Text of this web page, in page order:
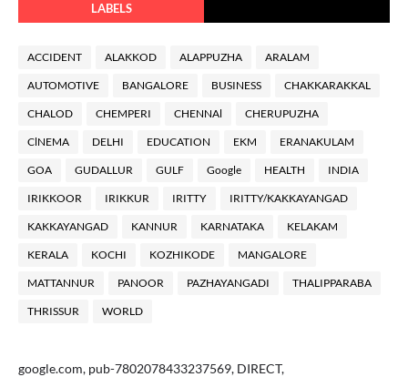
LABELS
ACCIDENT ALAKKOD ALAPPUZHA ARALAM
AUTOMOTIVE BANGALORE BUSINESS CHAKKARAKKAL
CHALOD CHEMPERI CHENNAl CHERUPUZHA
ClNEMA DELHI EDUCATION EKM ERANAKULAM
GOA GUDALLUR GULF Google HEALTH INDIA
IRIKKOOR IRIKKUR IRITTY IRITTY/KAKKAYANGAD
KAKKAYANGAD KANNUR KARNATAKA KELAKAM
KERALA KOCHI KOZHIKODE MANGALORE
MATTANNUR PANOOR PAZHAYANGADI THALIPPARABA
THRISSUR WORLD
google.com, pub-7802078433237569, DIRECT,